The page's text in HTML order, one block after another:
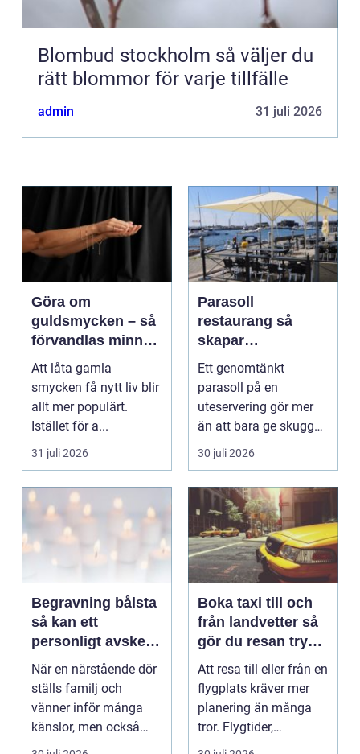
Blombud stockholm så väljer du
rätt blommor för varje tillfälle
admin 31 juli 2026
Göra om
guldsmycken – så
förvandlas minnen
till nya favoriter
Att låta gamla
smycken få nytt liv blir
allt mer populärt.
Istället för a...
31 juli 2026
Parasoll
restaurang så
skapar
uteserveringen rätt
känsla året runt
Ett genomtänkt
parasoll på en
uteservering gör mer
än att bara ge skugga.
Det påverkar hur länge
gäs...
30 juli 2026
Begravning bålsta
så kan ett
personligt avsked
formas
När en närstående dör
ställs familj och
vänner inför många
känslor, men också
praktiska beslut. En b...
Boka taxi till och
från landvetter så
gör du resan trygg
och smidig
Att resa till eller från en
flygplats kräver mer
planering än många
tror. Flygtider,
packning, säker...